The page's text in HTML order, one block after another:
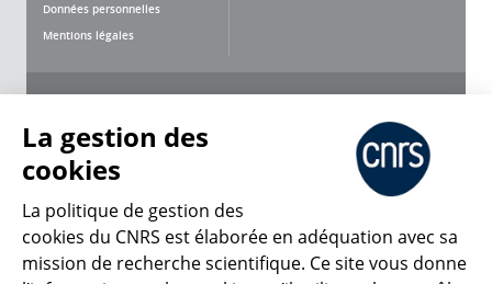
Données personnelles
Mentions légales
CNRS Le Mag
La gestion des
cookies
La politique de gestion des
cookies du CNRS est élaborée en adéquation avec sa
mission de recherche scientifique. Ce site vous donne